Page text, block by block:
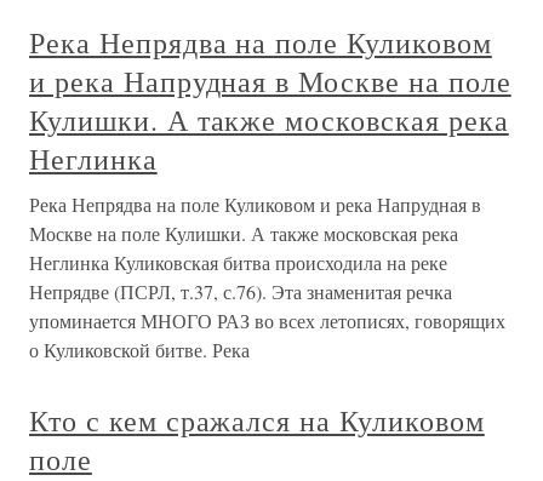
Река Непрядва на поле Куликовом
и река Напрудная в Москве на поле
Кулишки. А также московская река
Неглинка
Река Непрядва на поле Куликовом и река Напрудная в
Москве на поле Кулишки. А также московская река
Неглинка Куликовская битва происходила на реке
Непрядве (ПСРЛ, т.37, с.76). Эта знаменитая речка
упоминается МНОГО РАЗ во всех летописях, говорящих
о Куликовской битве. Река
Кто с кем сражался на Куликовом
поле